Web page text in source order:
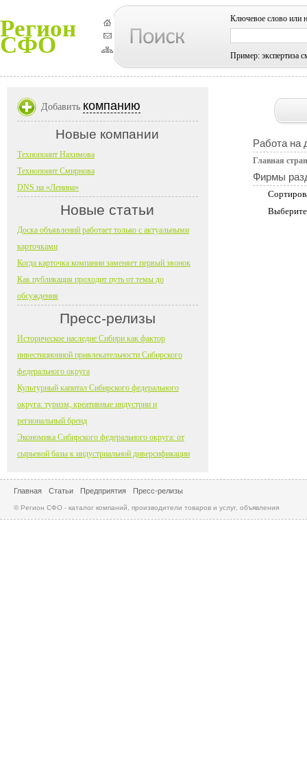
Регион
СФО
Ключевое слово или
Пример: экспертиза
Работа на
Главная
Фирмы
Добавить компанию
Новые компании
Технопоинт Нахимова
Технопоинт Смирнова
DNS на «Ленина»
Новые статьи
Доска объявлений работает только с актуальными
карточками
Когда карточка компании заменяет первый звонок
Как публикация проходит путь от темы до
обсуждения
Пресс-релизы
Историческое наследие Сибири как фактор
инвестиционной привлекательности Сибирского
федерального округа
Культурный капитал Сибирского федерального
округа: туризм, креативные индустрии и
региональный бренд
Экономика Сибирского федерального округа: от
сырьевой базы к индустриальной диверсификации
Главная Статьи Предприятия Пресс-релизы
© Регион СФО - каталог компаний, производители товаров и услуг, объявления